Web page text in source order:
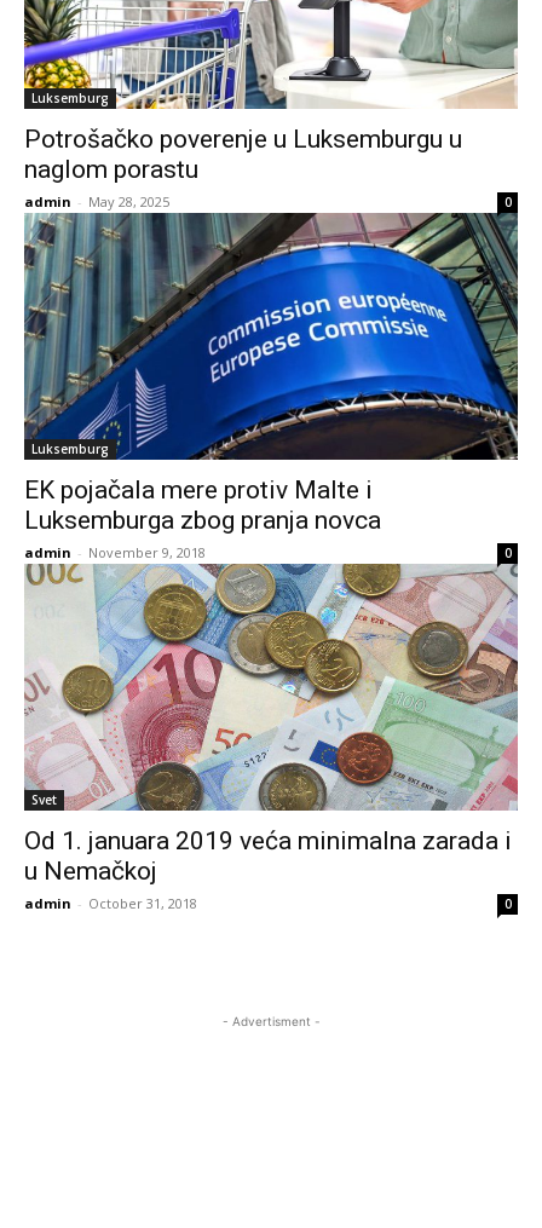
Luksemburg
Potrošačko poverenje u Luksemburgu u
naglom porastu
admin - May 28, 2025 0
Luksemburg
EK pojačala mere protiv Malte i
Luksemburga zbog pranja novca
admin - November 9, 2018 0
Svet
Od 1. januara 2019 veća minimalna zarada i
u Nemačkoj
admin - October 31, 2018 0
- Advertisment -